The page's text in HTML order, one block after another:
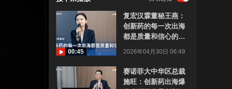
00:45
复宏汉霖董秘王燕：
创新药的每一次出海
都是质量和信心的提
回答”系列研讨会
2026年04月30日 06:49
赛诺菲大中华区总裁
施旺：创新药出海爆